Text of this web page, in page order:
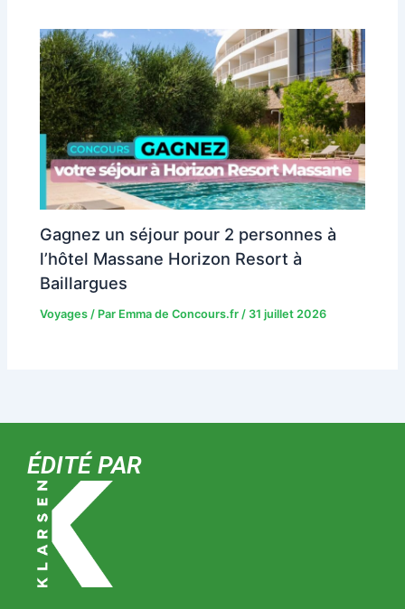
Gagnez un séjour pour 2 personnes à
l’hôtel Massane Horizon Resort à
Baillargues
Voyages / Par Emma de Concours.fr/ 31 juillet 2026
ÉDITÉ PAR